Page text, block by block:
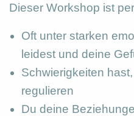
Dieser Workshop ist
Oft unter starken
leidest und deine
Schwierigkeiten
regulieren
Du deine